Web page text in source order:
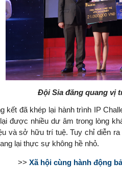
Đội Sia đăng quang vị
kết đã khép lại hành trình IP
được nhiều dư âm trong lòng
và sở hữu trí tuệ. Tuy chỉ diễn
lại thực sự không hề nhỏ.
>> Xã hội cùng hành động